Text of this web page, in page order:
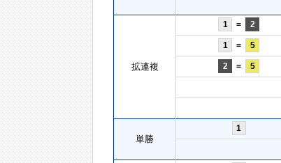
拡連複
1 = 2
1 = 5
2 = 5
単勝
1